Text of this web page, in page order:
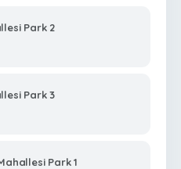
Park 2
Park 3
Park 1